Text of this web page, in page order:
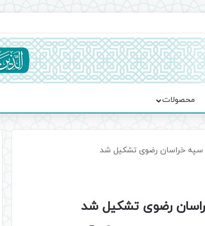
و تمدن‌سازی امت اسلامی
محصولات
سپه خراسان رضوی تشکیل شد
رضوی تشکیل شد